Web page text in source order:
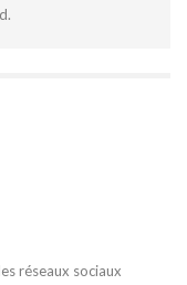
réseaux sociaux